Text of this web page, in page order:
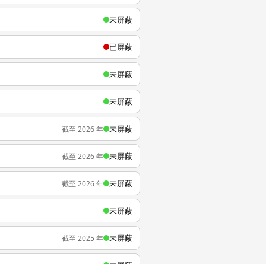
未屏蔽
已屏蔽
未屏蔽
未屏蔽
截至 2026 年 未屏蔽
截至 2026 年 未屏蔽
截至 2026 年 未屏蔽
未屏蔽
截至 2025 年 未屏蔽